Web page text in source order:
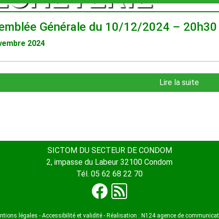
Générale du 10/12/2024 –
2024
Lire la suite
SICTOM DU SECTEUR DE CONDOM
2, impasse du Labeur 32100 Condom
Tél. 05 62 68 22 70
légales - Accessibilité et validité- Réalisation : N124 agence de